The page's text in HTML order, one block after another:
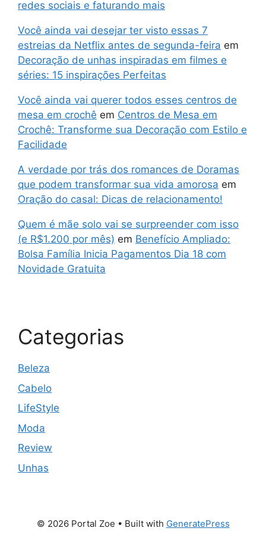
redes sociais e faturando mais
Você ainda vai desejar ter visto essas 7
estreias da Netflix antes de segunda-feira em
Decoração de unhas inspiradas em filmes e
séries: 15 inspirações Perfeitas
Você ainda vai querer todos esses centros de
mesa em crochê em Centros de Mesa em
Crochê: Transforme sua Decoração com Estilo e
Facilidade
A verdade por trás dos romances de Doramas
que podem transformar sua vida amorosa em
Oração do casal: Dicas de relacionamento!
Quem é mãe solo vai se surpreender com isso
(e R$1.200 por mês) em Benefício Ampliado:
Bolsa Família Inicia Pagamentos Dia 18 com
Novidade Gratuita
Categorias
Beleza
Cabelo
LifeStyle
Moda
Review
Unhas
© 2026 Portal Zoe • Built with GeneratePress